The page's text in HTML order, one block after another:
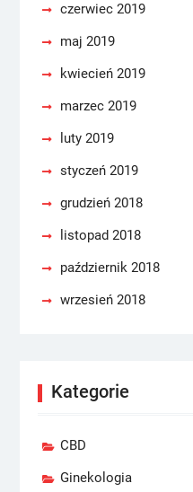
czerwiec 2019
maj 2019
kwiecień 2019
marzec 2019
luty 2019
styczeń 2019
grudzień 2018
listopad 2018
październik 2018
wrzesień 2018
Kategorie
CBD
Ginekologia